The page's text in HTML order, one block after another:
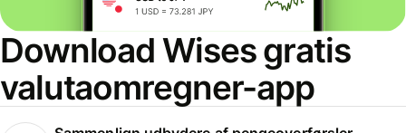
Download Wises gratis
valutaomregner-app